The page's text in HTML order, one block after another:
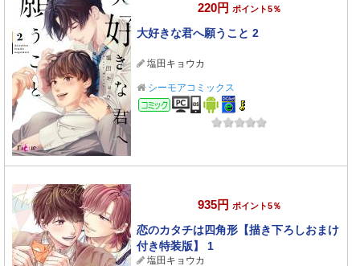
220円 ポイント5％
大好きな君へ願うこと 2
塩田キョウカ
シーモアコミックス
コミック
935円 ポイント5％
恋のカタチは四角形【描き下ろしおまけ
付き特装版】 1
塩田キョウカ